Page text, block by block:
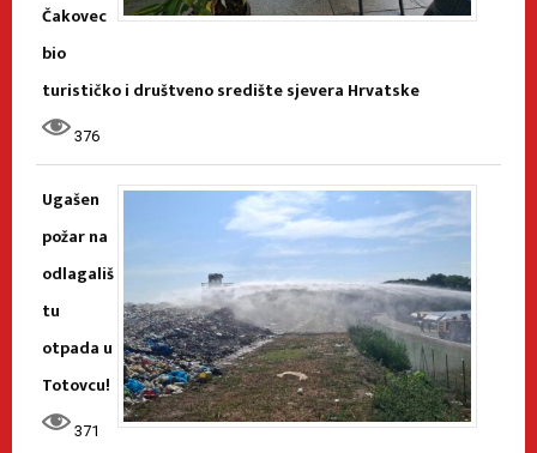
Čakovec
bio
turističko i društveno središte sjevera Hrvatske
376
Ugašen
požar na
odlagališ
tu
otpada u
Totovcu!
371